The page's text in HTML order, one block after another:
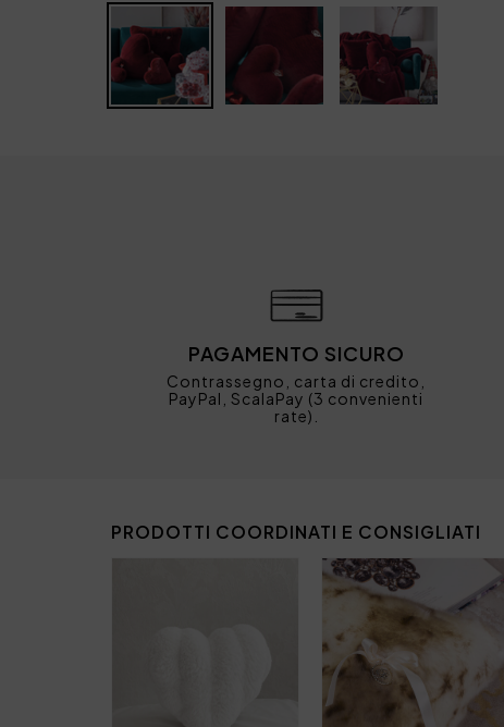
PAGAMENTO SICURO
Contrassegno, carta di credito,
PayPal, ScalaPay (3 convenienti
rate).
PRODOTTI COORDINATI E CONSIGLIATI